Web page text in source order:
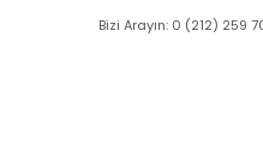
Bizi Arayın: 0 (212) 259